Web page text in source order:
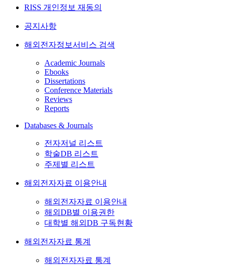
RISS 개인정보 재동의
공지사항
해외전자정보서비스 검색
Academic Journals
Ebooks
Dissertations
Conference Materials
Reviews
Reports
Databases & Journals
전자저널 리스트
학술DB 리스트
주제별 리스트
해외전자자료 이용안내
해외전자자료 이용안내
해외DB별 이용권한
대학별 해외DB 구독현황
해외전자자료 통계
해외전자자료 통계